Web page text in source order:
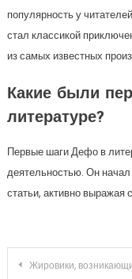
популярность у
стал классикой
из самых известных
Какие были
литературе?
Первые шаги Дефо в
деятельностью. Он начал
статьи, активно
Навигация
Жировики, возникающие на лице: причины и